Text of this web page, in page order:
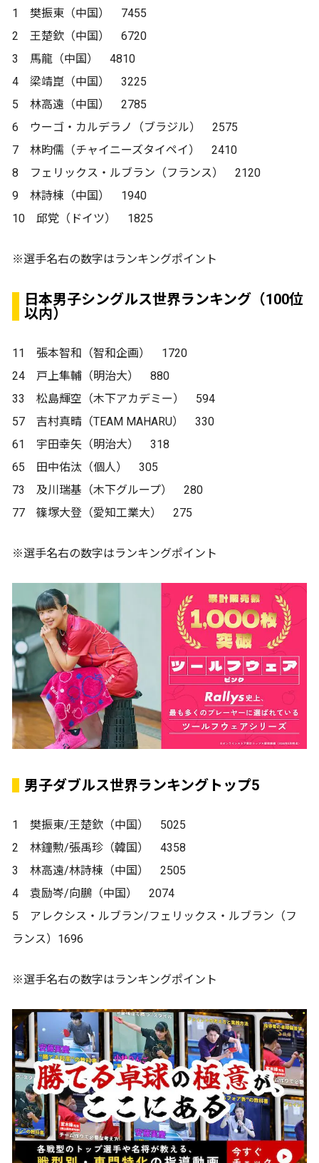
1 樊振東（中国） 7455
2 王楚欽（中国） 6720
3 馬龍（中国） 4810
4 梁靖崑（中国） 3225
5 林高遠（中国） 2785
6 ウーゴ・カルデラノ（ブラジル） 2575
7 林昀儒（チャイニーズタイペイ） 2410
8 フェリックス・ルブラン（フランス） 2120
9 林詩棟（中国） 1940
10 邱党（ドイツ） 1825
※選手名右の数字はランキングポイント
日本男子シングルス世界ランキング（100位
以内）
11 張本智和（智和企画） 1720
24 戸上隼輔（明治大） 880
33 松島輝空（木下アカデミー） 594
57 吉村真晴（TEAM MAHARU） 330
61 宇田幸矢（明治大） 318
65 田中佑汰（個人） 305
73 及川瑞基（木下グループ） 280
77 篠塚大登（愛知工業大） 275
※選手名右の数字はランキングポイント
男子ダブルス世界ランキングトップ5
1 樊振東/王楚欽（中国） 5025
2 林鐘勲/張禹珍（韓国） 4358
3 林高遠/林詩棟（中国） 2505
4 袁励岑/向鵬（中国） 2074
5 アレクシス・ルブラン/フェリックス・ルブラン（フ
ランス）1696
※選手名右の数字はランキングポイント